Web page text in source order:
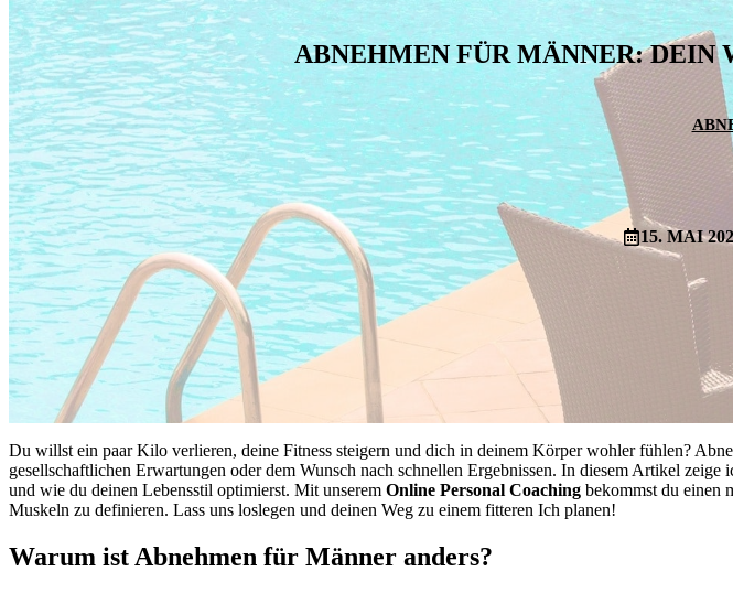
ABNEHMEN FÜR MÄNNER: DEIN
15. MAI
Du willst ein paar Kilo verlieren, deine Fitness steigern und dich in deinem Körper wohler fühlen?
gesellschaftlichen Erwartungen oder dem Wunsch nach schnellen Ergebnissen. In diesem Artikel
und wie du deinen Lebensstil optimierst. Mit unserem Online Personal Coaching bekommst du einen
Muskeln zu definieren. Lass uns loslegen und deinen Weg zu einem fitteren Ich planen!
Warum ist Abnehmen für Männer anders?